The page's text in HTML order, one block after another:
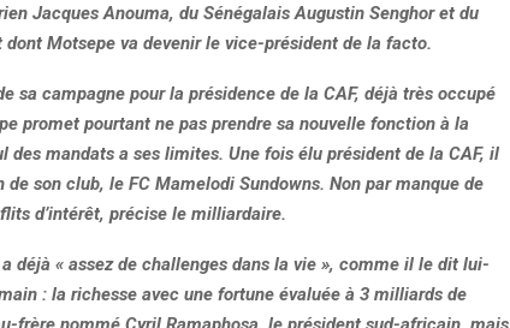
Jacques Anouma, du Sénégalais Augustin Senghor et du
Motsepe va devenir le vice-président de la facto.
sa campagne pour la présidence de la CAF, déjà très occupé
promet pourtant ne pas prendre sa nouvelle fonction à la
des mandats a ses limites. Une fois élu président de la CAF, il
son club, le FC Mamelodi Sundowns. Non par manque de
d’intérêt, précise le milliardaire.
déjà « assez de challenges dans la vie », comme il le dit lui-
: la richesse avec une fortune évaluée à 3 milliards de